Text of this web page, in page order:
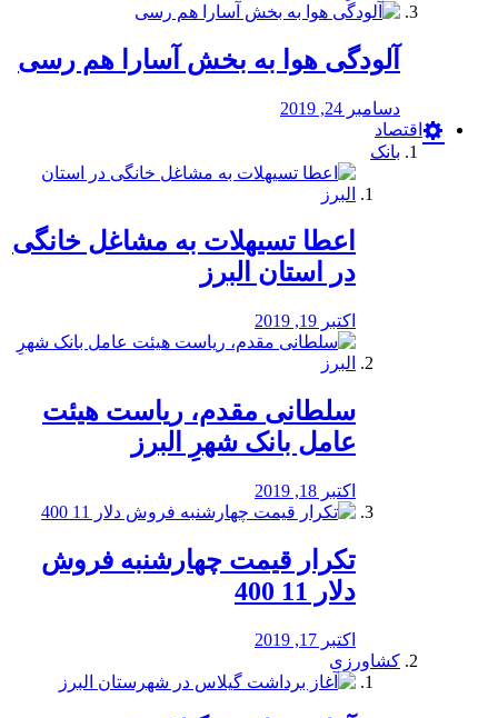
آلودگی هوا به بخش آسارا هم رسی
دسامبر 24, 2019
اقتصاد
بانک
️اعطا تسیهلات به مشاغل خانگی
در استان البرز
اکتبر 19, 2019
سلطانی مقدم، ریاست هیئت
عامل بانک شهرِ البرز
اکتبر 18, 2019
تکرار قیمت چهارشنبه فروش
دلار 11 400
اکتبر 17, 2019
کشاورزی